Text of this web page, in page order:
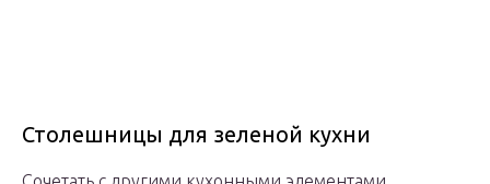
Столешницы для зеленой кухни